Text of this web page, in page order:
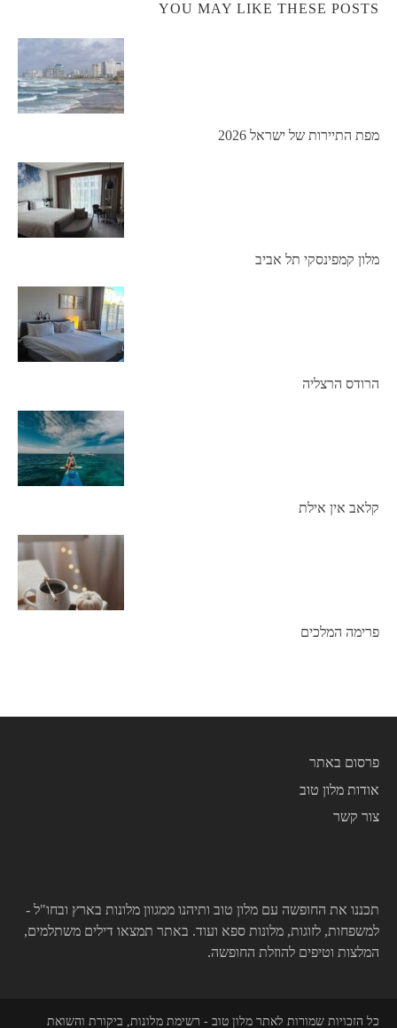
YOU MAY LIKE THESE POSTS
מפת התיירות של ישראל 2026
מלון קמפינסקי תל אביב
הרודס הרצליה
קלאב אין אילת
פרימה המלכים
פרסום באתר
אודות מלון טוב
צור קשר
תכננו את החופשה עם מלון טוב ותיהנו ממגוון מלונות בארץ ובחו"ל -
למשפחות, לזוגות, מלונות ספא ועוד. באתר תמצאו דילים משתלמים,
המלצות וטיפים להוזלת החופשה.
כל הזכויות שמורות לאתר מלון טוב - רשימת מלונות, ביקורת והשואת